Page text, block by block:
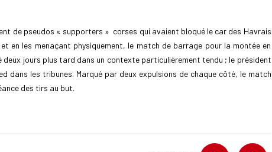
de pseudos « supporters » corses qui avaient bloqué le car des Havrais
en les menaçant physiquement, le match de barrage pour la montée en
deux jours plus tard dans un contexte particulièrement tendu ; le président
dans les tribunes. Marqué par deux expulsions de chaque côté, le match
des tirs au but.